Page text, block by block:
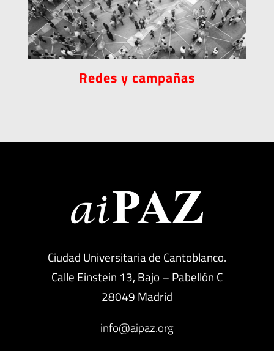
Redes y campañas
Ciudad Universitaria de Cantoblanco.
Calle Einstein 13, Bajo – Pabellón C
28049 Madrid
info@aipaz.org